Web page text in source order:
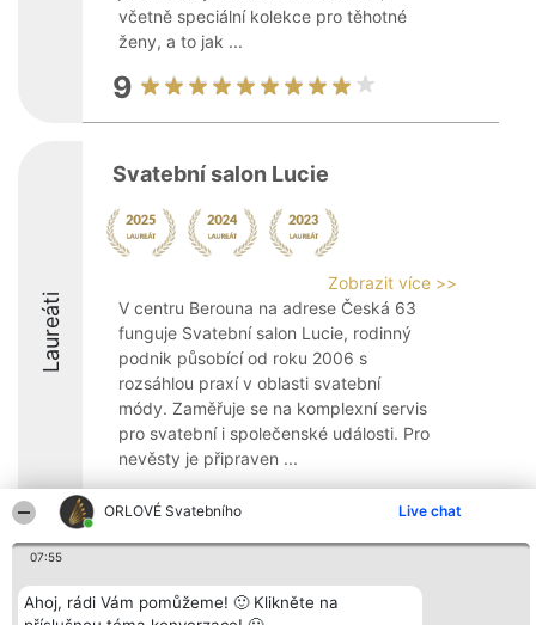
ORLOVÉ Svatebního Live chat
07:55
Ahoj, rádi Vám pomůžeme! 🙂 Klikněte na
včetně speciální kolekce pro těhotné
ženy, a to jak ...
9
Laureáti
Svatební salon Lucie
Zobrazit více >>
V centru Berouna na adrese Česká 63
funguje Svatební salon Lucie, rodinný
podnik působící od roku 2006 s
rozsáhlou praxí v oblasti svatební
módy. Zaměřuje se na komplexní servis
pro svatební i společenské události. Pro
nevěsty je připraven ...
8
Organizátor hlasování
Bright Side Solutions sp. z o.
Plebiscyt
Vítězové
Kontakt